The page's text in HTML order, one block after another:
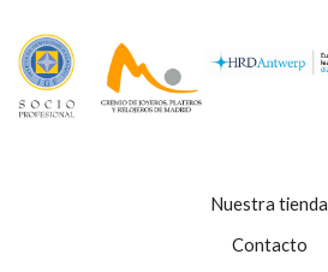
Nuestra tienda
Contacto